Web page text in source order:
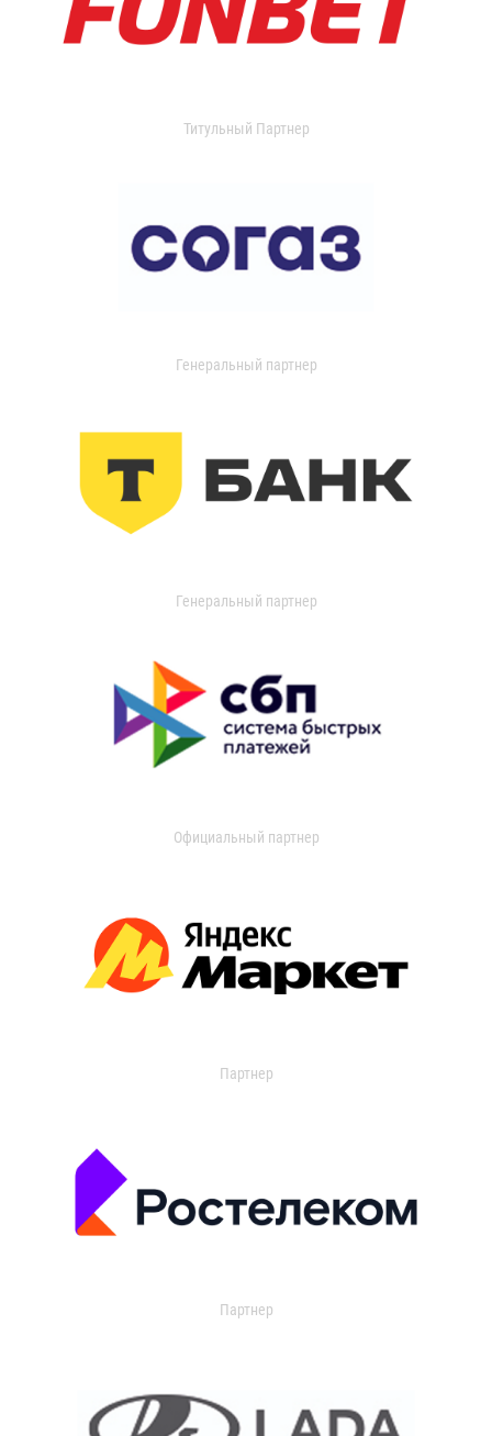
Титульный Партнер
Генеральный партнер
Генеральный партнер
Официальный партнер
Партнер
Партнер